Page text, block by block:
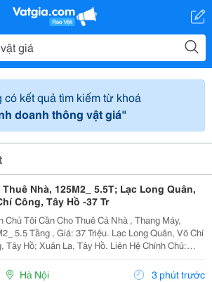
có kết quả tìm kiếm từ khoá
doanh thông vật giá"
Nhà, 125M2_ 5.5T; Lạc Long Quân,
Công, Tây Hồ -37 Tr
Chủ Tôi Cần Cho Thuê Cả Nhà , Thang Máy,
5.5 Tầng , Giá: 37 Triệu. Lạc Long Quân, Võ Chí
Tây Hồ; Xuân La, Tây Hồ. Liên Hệ Chính Chủ:
Mặt Tiền Rộng, Thoáng. _Vị
Ngã Ba, Khu Đông Dân Cư, Kinh Doanh...
Hà Nội 3 phút trước